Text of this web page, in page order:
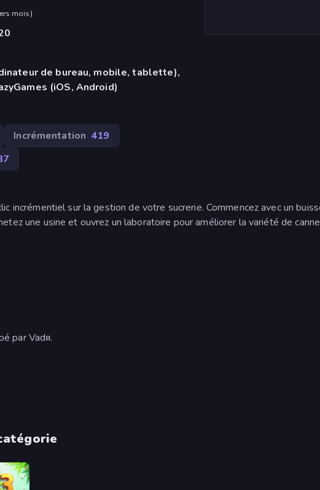
mois)
de bureau, mobile, tablette),
(iOS, Android)
Incrémentation 419
incrémentiel sur la gestion de votre sucrerie. Commencez avec un
une usine et ouvrez un laboratoire pour améliorer la variété de
par Vadя.